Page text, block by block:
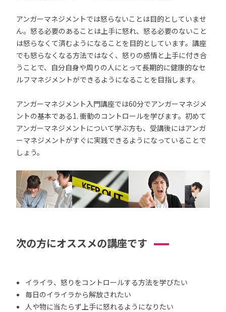
アンガーマネジメントでは怒らないことは目的としていませ
ん。怒る必要のあることは上手に怒れ、怒る必要のないこと
は怒らなくて済むようになることを目的としています。講座
でも怒らなくなる方法ではなく、怒りの感情と上手に付き合
うことで、自分自身や周りの人にとって長期的に健康的なセ
ルフマネジメントができるようになることを目指します。
アンガーマネジメント入門講座では60分でアンガーマネジメ
ントの基本である1. 衝動のコントロールを学びます。初めて
アンガーマネジメントについて学ぶ方も、受講後にはアンガ
ーマネジメントがすぐに実践できるようになっていることで
しょう。
次の方にオススメの講座です
イライラ、怒りをコントロールする方法を学びたい
毎日のイライラから解放されたい
人や物に当たらず上手に怒れるようになりたい